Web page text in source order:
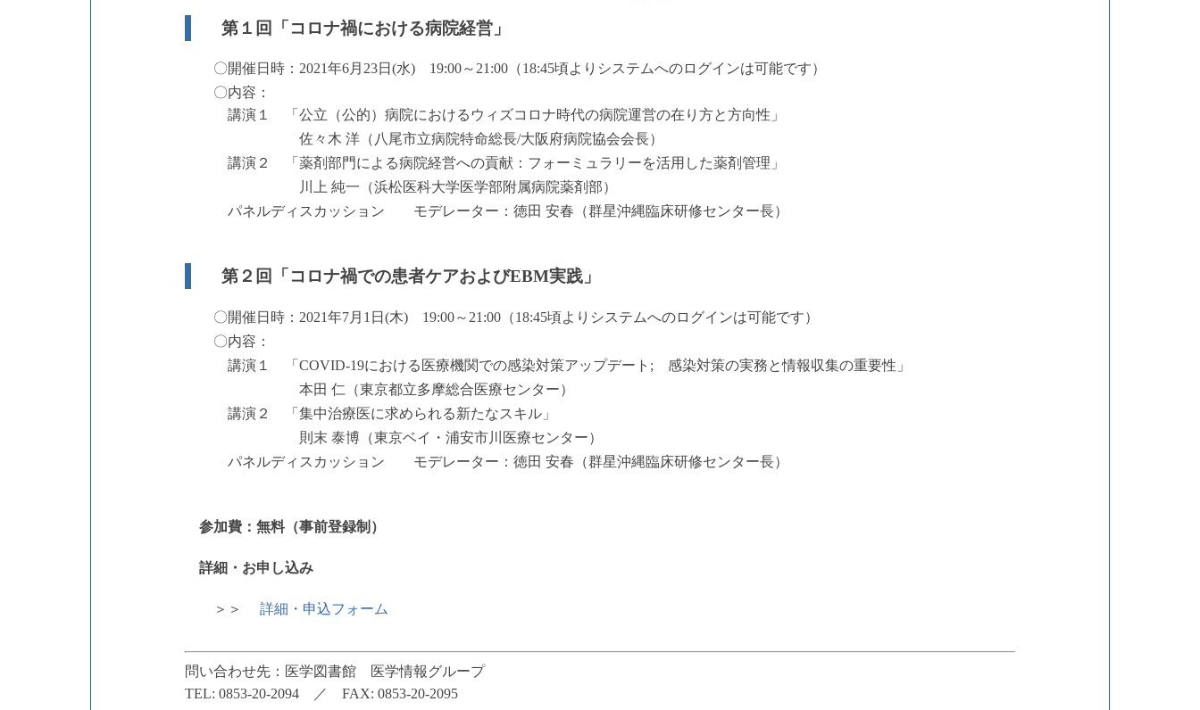
第１回「コロナ禍における病院経営」
〇開催日時：2021年6月23日(水) 19:00～21:00（18:45頃よりシステムへのログインは可能です）
〇内容：
講演１ 「公立（公的）病院におけるウィズコロナ時代の病院運営の在り方と方向性」
佐々木 洋（八尾市立病院特命総長/大阪府病院協会会長）
講演２ 「薬剤部門による病院経営への貢献：フォーミュラリーを活用した薬剤管理」
川上 純一（浜松医科大学医学部附属病院薬剤部）
パネルディスカッション モデレーター：徳田 安春（群星沖縄臨床研修センター長）
第２回「コロナ禍での患者ケアおよびEBM実践」
〇開催日時：2021年7月1日(木) 19:00～21:00（18:45頃よりシステムへのログインは可能です）
〇内容：
講演１ 「COVID-19における医療機関での感染対策アップデート; 感染対策の実務と情報収集の重要性」
本田 仁（東京都立多摩総合医療センター）
講演２ 「集中治療医に求められる新たなスキル」
則末 泰博（東京ベイ・浦安市川医療センター）
パネルディスカッション モデレーター：徳田 安春（群星沖縄臨床研修センター長）
参加費：無料（事前登録制）
詳細・お申し込み
＞＞ 詳細・申込フォーム
問い合わせ先：医学図書館 医学情報グループ
TEL: 0853-20-2094 ／ FAX: 0853-20-2095